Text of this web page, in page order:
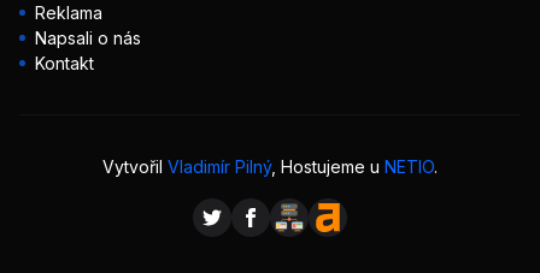
Reklama
Napsali o nás
Kontakt
Vytvořil Vladimír Pilný, Hostujeme u NETIO.